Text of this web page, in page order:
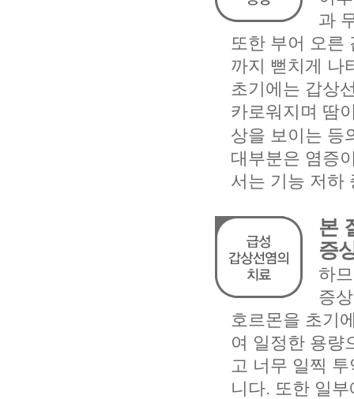
과
또한 부어 오른
까지 뻗치게 나
초기에는 갑상
카로워지며 땀
상을 보이는 등
대부분은 염증
서는 기능 저하
본
증
하
증
호르몬을 초기
여 일정한 용량
고 너무 일찍
니다. 또한 일